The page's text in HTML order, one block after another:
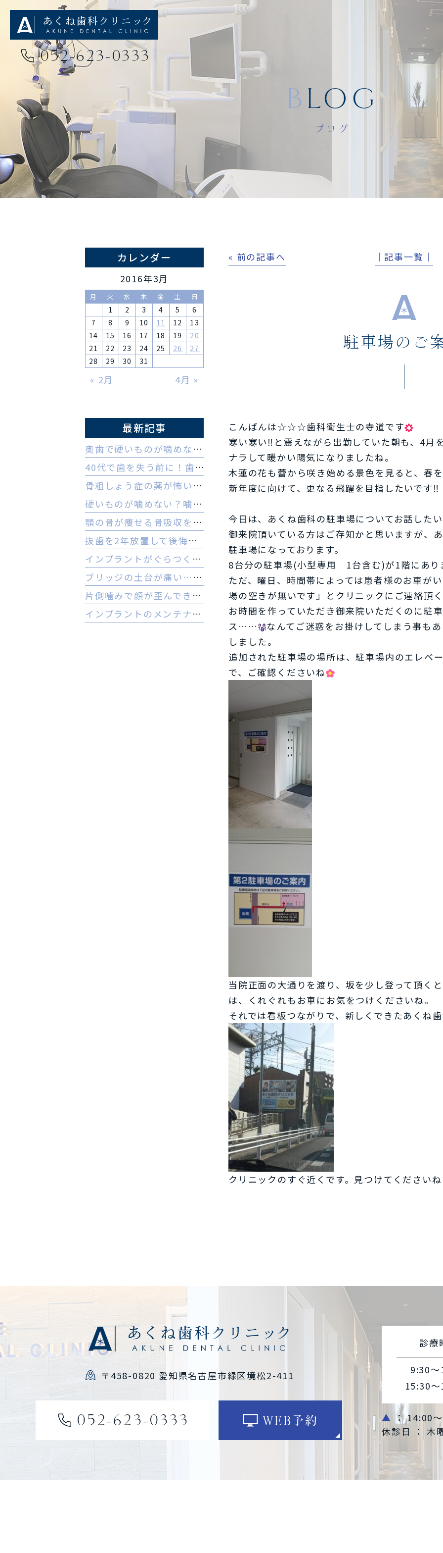
052-623-0333
BLOG
ブログ
« 前の記事へ │記事一覧│
駐車場のご
こんばんは☆☆☆歯科衛生士の寺道です
寒い寒い‼と震えながら出勤していた朝も、4月
ナラして暖かい陽気になりましたね。
木蓮の花も蕾から咲き始める景色を見ると、春
新年度に向けて、更なる飛躍を目指したいです‼
今日は、あくね歯科の駐車場についてお話した
御来院頂いている方はご存知かと思いますが、
駐車場になっております。
8台分の駐車場(小型専用 1台含む)が1階にあり
ただ、曜日、時間帯によっては患者様のお車が
場の空きが無いです』とクリニックにご連絡
お時間を作っていただき御来院いただくのに駐
ス……
なんてご迷惑をお掛けしてしまう事も
しました。
追加された駐車場の場所は、駐車場内のエレベ
で、ご確認くださいね
当院正面の大通りを渡り、坂を少し登って頂く
は、くれぐれもお車にお気をつけくださいね。
それでは看板つながりで、新しくできたあくね
クリニックのすぐ近くです。見つけてください
カレンダー
2016年3月
月 火 水 木 金 土 日
1 2 3 4 5
6
7
8 9 10 11 12
13
14
15 16 17 18 19
20
21
22 23 24 25 26
27
28
29 30 31
« 2月 4月 »
最新記事
奥歯で硬いものが噛めない理由とは？ヒビや内部炎症の疑いと対策
40代で歯を失う前に！歯周病のセルフチェックと守る予防法
骨粗しょう症の薬が怖い方へ。顎骨壊死リスクを防ぐ3つの対策
硬いものが噛めない？噛む力の低下と認知症の関係と受診の目安
顎の骨が痩せる骨吸収を放置…治療は難しい？手遅れを防ぐ3つの対策
抜歯を2年放置して後悔…今からでもインプラントはできる？
インプラントがぐらつく！受診前にやるべき応急処置とNG行動一覧
ブリッジの土台が痛い…やり直すべき？インプラントとの判断基準を解説
片側噛みで顔が歪んできた…奥歯を失った40代女性のインプラントという選択肢
インプラントのメンテナンスに行かないとどうなる？ 他院でやってもいいの？
〒458-0820 愛知県名古屋市緑区境松2-411
052-623-0333 WEB予約
診療
9:30
15:30
▲ ： 14:00
休診日 ： 木